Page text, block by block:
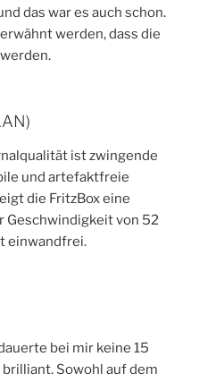
das war es auch schon.
werden, dass die
ist zwingende
und artefaktfreie
die FritzBox eine
Geschwindigkeit von 52
einwandfrei.
bei mir keine 15
Sowohl auf dem